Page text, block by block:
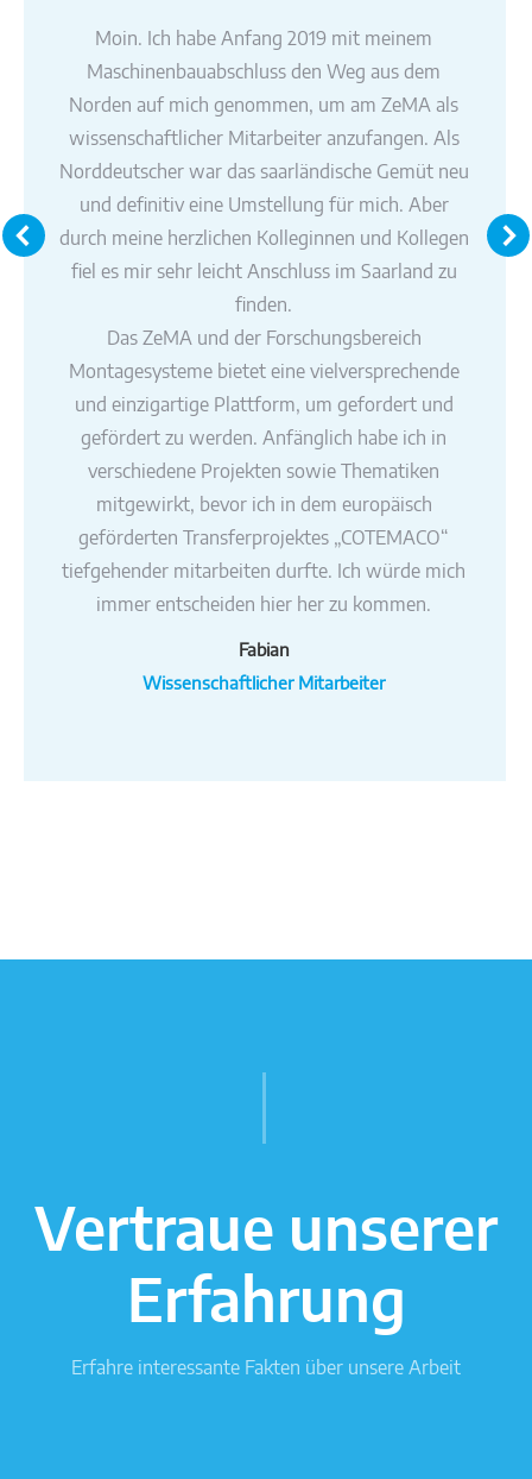
Fabian
Wissenschaftlicher Mitarbeiter
Moin. Ich habe Anfang 2019 mit meinem
Maschinenbauabschluss den Weg aus dem
Norden auf mich genommen, um am ZeMA als
wissenschaftlicher Mitarbeiter anzufangen. Als
Norddeutscher war das saarländische Gemüt neu
und definitiv eine Umstellung für mich. Aber
durch meine herzlichen Kolleginnen und Kollegen
fiel es mir sehr leicht Anschluss im Saarland zu
finden.
Das ZeMA und der Forschungsbereich
Montagesysteme bietet eine vielversprechende
und einzigartige Plattform, um gefordert und
gefördert zu werden. Anfänglich habe ich in
verschiedene Projekten sowie Thematiken
mitgewirkt, bevor ich in dem europäisch
geförderten Transferprojektes „COTEMACO“
tiefgehender mitarbeiten durfte. Ich würde mich
immer entscheiden hier her zu kommen.
Vertraue unserer
Erfahrung
Erfahre interessante Fakten über unsere Arbeit